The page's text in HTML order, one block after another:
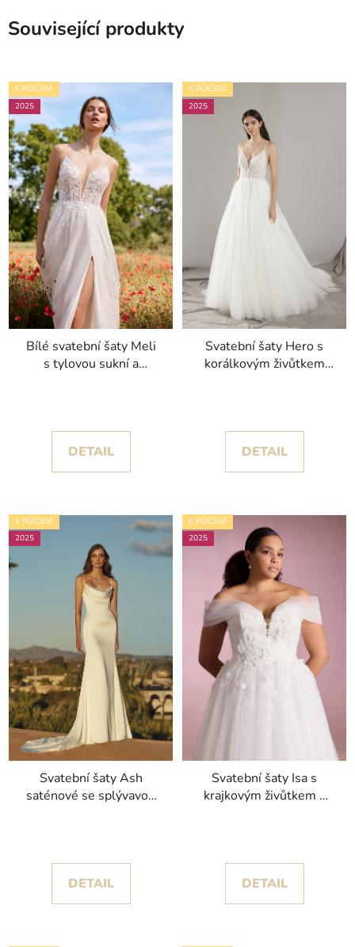
Související produkty
K PŮJČENÍ
2025
Bílé svatební šaty Meli
s tylovou sukní a
DETAIL
K PŮJČENÍ
2025
Svatební šaty Hero s
korálkovým živůtkem
DETAIL
K PŮJČENÍ
2025
Svatební šaty Ash
saténové se splývavou
DETAIL
K PŮJČENÍ
2025
Svatební šaty Isa s
krajkovým živůtkem a
DETAIL